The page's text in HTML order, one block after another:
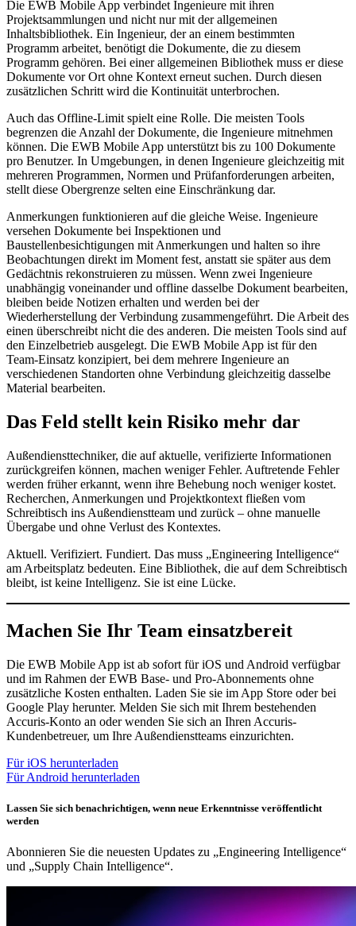
Die EWB Mobile App verbindet Ingenieure mit ihren
Projektsammlungen und nicht nur mit der allgemeinen
Inhaltsbibliothek. Ein Ingenieur, der an einem bestimmten
Programm arbeitet, benötigt die Dokumente, die zu diesem
Programm gehören. Bei einer allgemeinen Bibliothek muss er diese
Dokumente vor Ort ohne Kontext erneut suchen. Durch diesen
zusätzlichen Schritt wird die Kontinuität unterbrochen.
Auch das Offline-Limit spielt eine Rolle. Die meisten Tools
begrenzen die Anzahl der Dokumente, die Ingenieure mitnehmen
können. Die EWB Mobile App unterstützt bis zu 100 Dokumente
pro Benutzer. In Umgebungen, in denen Ingenieure gleichzeitig mit
mehreren Programmen, Normen und Prüfanforderungen arbeiten,
stellt diese Obergrenze selten eine Einschränkung dar.
Anmerkungen funktionieren auf die gleiche Weise. Ingenieure
versehen Dokumente bei Inspektionen und
Baustellenbesichtigungen mit Anmerkungen und halten so ihre
Beobachtungen direkt im Moment fest, anstatt sie später aus dem
Gedächtnis rekonstruieren zu müssen. Wenn zwei Ingenieure
unabhängig voneinander und offline dasselbe Dokument bearbeiten,
bleiben beide Notizen erhalten und werden bei der
Wiederherstellung der Verbindung zusammengeführt. Die Arbeit des
einen überschreibt nicht die des anderen. Die meisten Tools sind auf
den Einzelbetrieb ausgelegt. Die EWB Mobile App ist für den
Team-Einsatz konzipiert, bei dem mehrere Ingenieure an
verschiedenen Standorten ohne Verbindung gleichzeitig dasselbe
Material bearbeiten.
Das Feld stellt kein Risiko mehr dar
Außendiensttechniker, die auf aktuelle, verifizierte Informationen
zurückgreifen können, machen weniger Fehler. Auftretende Fehler
werden früher erkannt, wenn ihre Behebung noch weniger kostet.
Recherchen, Anmerkungen und Projektkontext fließen vom
Schreibtisch ins Außendienstteam und zurück – ohne manuelle
Übergabe und ohne Verlust des Kontextes.
Aktuell. Verifiziert. Fundiert. Das muss „Engineering Intelligence“
am Arbeitsplatz bedeuten. Eine Bibliothek, die auf dem Schreibtisch
bleibt, ist keine Intelligenz. Sie ist eine Lücke.
Machen Sie Ihr Team einsatzbereit
Die EWB Mobile App ist ab sofort für iOS und Android verfügbar
und im Rahmen der EWB Base- und Pro-Abonnements ohne
zusätzliche Kosten enthalten. Laden Sie sie im App Store oder bei
Google Play herunter. Melden Sie sich mit Ihrem bestehenden
Accuris-Konto an oder wenden Sie sich an Ihren Accuris-
Kundenbetreuer, um Ihre Außendienstteams einzurichten.
Für iOS herunterladen
Für Android herunterladen
Lassen Sie sich benachrichtigen, wenn neue Erkenntnisse veröffentlicht
werden
Abonnieren Sie die neuesten Updates zu „Engineering Intelligence“
und „Supply Chain Intelligence“.